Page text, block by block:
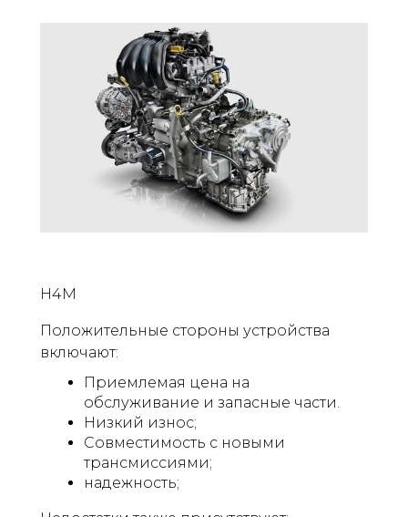
H4M
Положительные стороны устройства
включают:
Приемлемая цена на
обслуживание и запасные части.
Низкий износ;
Совместимость с новыми
трансмиссиями;
надежность;